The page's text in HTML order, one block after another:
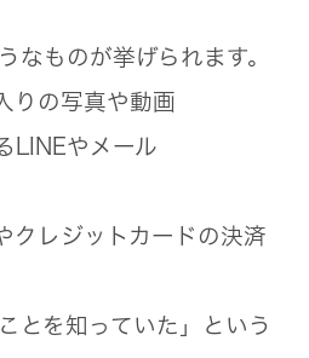
なものが挙げられます。
りの写真や動画
LINEやメール
クレジットカードの決済
とを知っていた」という